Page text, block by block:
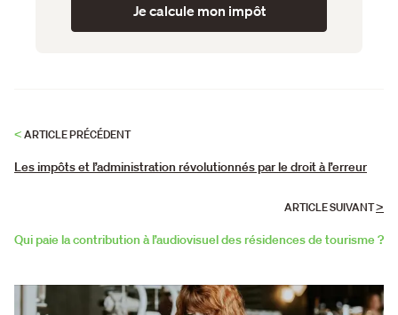
Je calcule mon impôt
<ARTICLE PRÉCÉDENT
Les impôts et l’administration révolutionnés par le droit à l’erreur
ARTICLE SUIVANT>
Qui paie la contribution à l’audiovisuel des résidences de tourisme ?